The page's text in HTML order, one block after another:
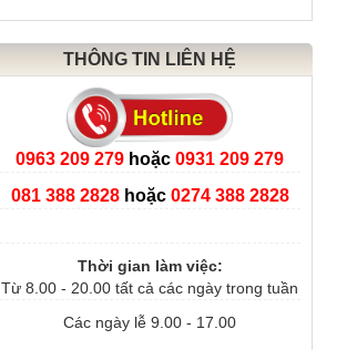
THÔNG TIN LIÊN HỆ
0963 209 279 hoặc 0931 209 279
081 388 2828 hoặc0274 388 2828
Thời gian làm việc:
Từ 8.00 - 20.00 tất cả các ngày trong tuần
Các ngày lễ 9.00 - 17.00